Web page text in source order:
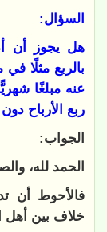
السؤال:
هل يجوز أن
بالربع مثلًا
عنه مبلغًا
ربع الأرباح
الجواب:
الحمد لله،
فالأحوط أن
خلاف بين أهل